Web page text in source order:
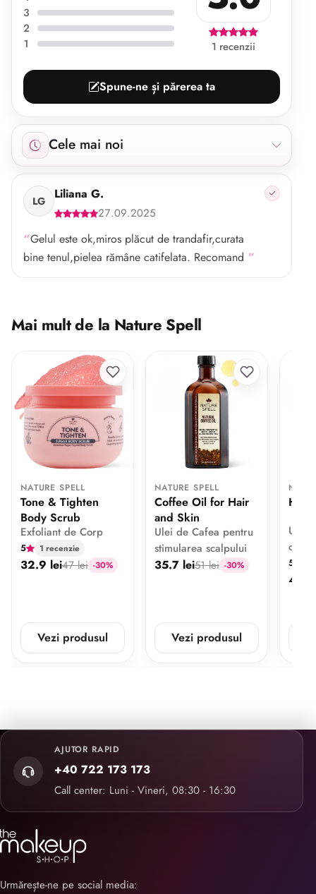
3
2
1
1 recenzii
Spune-ne și părerea ta
Cele mai noi
Afișăm 1 recenzie începând cu cele mai noi.
LG Liliana G.
27.09.2025
Gelul este ok,miros plăcut de trandafir,curata
bine tenul,pielea rămâne catifelata. Recomand
Mai mult de la Nature Spell
NATURE SPELL
Tone & Tighten
Body Scrub
Exfoliant de Corp
5 1 recenzie
32.9 lei47 lei -30%
Vezi produsul
NATURE SPELL
Coffee Oil for Hair
and Skin
Ulei de Cafea pentru
stimularea scalpului
35.7 lei51 lei -30%
Vezi produsul
Hair
Ulei
5
42
AJUTOR RAPID
+40 722 173 173
Call center: Luni - Vineri, 08:30 - 16:30
Urmărește-ne pe social media: